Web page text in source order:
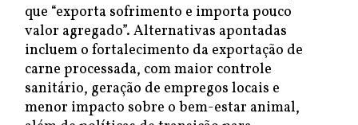
que “exporta sofrimento e importa pouco
valor agregado”. Alternativas apontadas
incluem o fortalecimento da exportação de
carne processada, com maior controle
sanitário, geração de empregos locais e
menor impacto sobre o bem-estar animal,